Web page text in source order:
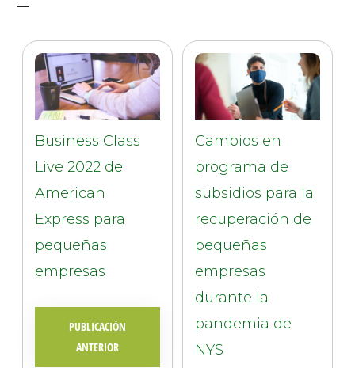
Business Class
Live 2022 de
American
Express para
pequeñas
empresas
PUBLICACIÓN
ANTERIOR
Cambios en
programa de
subsidios para la
recuperación de
pequeñas
empresas
durante la
pandemia de
NYS